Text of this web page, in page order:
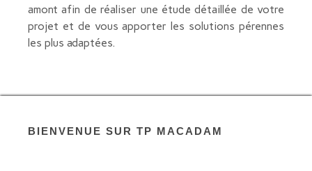
amont afin de réaliser une étude détaillée de votre
projet et de vous apporter les solutions pérennes
les plus adaptées.
BIENVENUE SUR TP MACADAM